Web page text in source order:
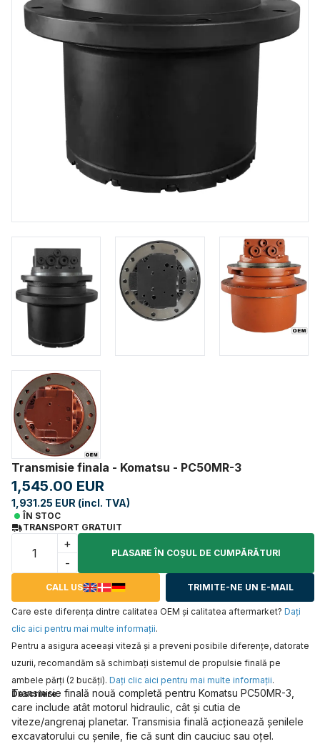
Transmisie finala - Komatsu - PC50MR-3
1,545.00 EUR
1,931.25 EUR (incl. TVA)
ÎN STOC
TRANSPORT GRATUIT
+
-
PLASARE ÎN COŞUL DE CUMPĂRĂTURI
CALL US TRIMITE-NE UN E-MAIL
Care este diferența dintre calitatea OEM și calitatea aftermarket? Daţi
clic aici pentru mai multe informaţii.
Pentru a asigura aceeaşi viteză şi a preveni posibile diferenţe, datorate
uzurii, recomandăm să schimbaţi sistemul de propulsie finală pe
ambele părţi (2 bucăţi). Daţi clic aici pentru mai multe informaţii.
Descriere
Transmisie finală nouă completă pentru Komatsu PC50MR-3,
care include atât motorul hidraulic, cât și cutia de
viteze/angrenaj planetar. Transmisia finală acționează șenilele
excavatorului cu șenile, fie că sunt din cauciuc sau oțel.